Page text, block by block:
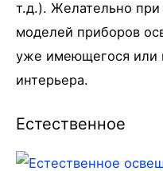
т.д.). Желательно
моделей приборов
уже имеющегося или
интерьера.
Естественное